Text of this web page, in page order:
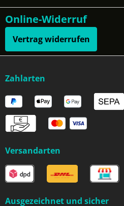
Online-Widerruf
Vertrag widerrufen
Zahlarten
Versandarten
Ausgezeichnet und sicher